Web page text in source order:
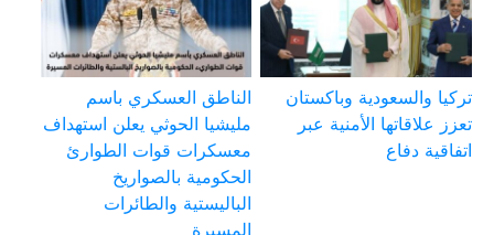
تركيا والسعودية وباكستان
تعزز علاقاتها الأمنية عبر
اتفاقية دفاع
الناطق العسكري باسم
مليشيا الحوثي يعلن استهداف
معسكرات قوات الطوارئ
الحكومية بالصواريخ
الباليستية والطائرات
المسيرة